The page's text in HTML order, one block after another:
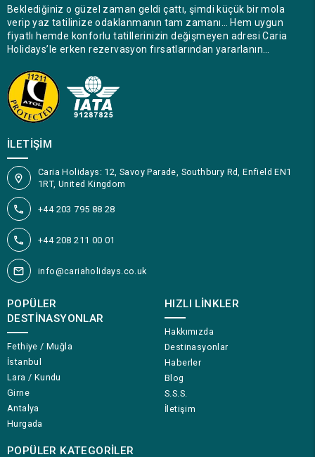
Beklediğiniz o güzel zaman geldi çattı, şimdi küçük bir mola
verip yaz tatilinize odaklanmanın tam zamanı… Hem uygun
fiyatlı hemde konforlu tatillerinizin değişmeyen adresi Caria
Holidays’le erken rezervasyon fırsatlarından yararlanın…
İLETIŞIM
Caria Holidays: 12, Savoy Parade, Southbury Rd, Enfield EN1
1RT, United Kingdom
+44 203 795 88 28
+44 208 211 00 01
info@cariaholidays.co.uk
POPÜLER
DESTINASYONLAR
Fethiye / Muğla
İstanbul
Lara / Kundu
Girne
Antalya
Hurgada
POPÜLER KATEGORILER
HIZLI LINKLER
Hakkımızda
Destinasyonlar
Haberler
Blog
S.S.S.
İletişim